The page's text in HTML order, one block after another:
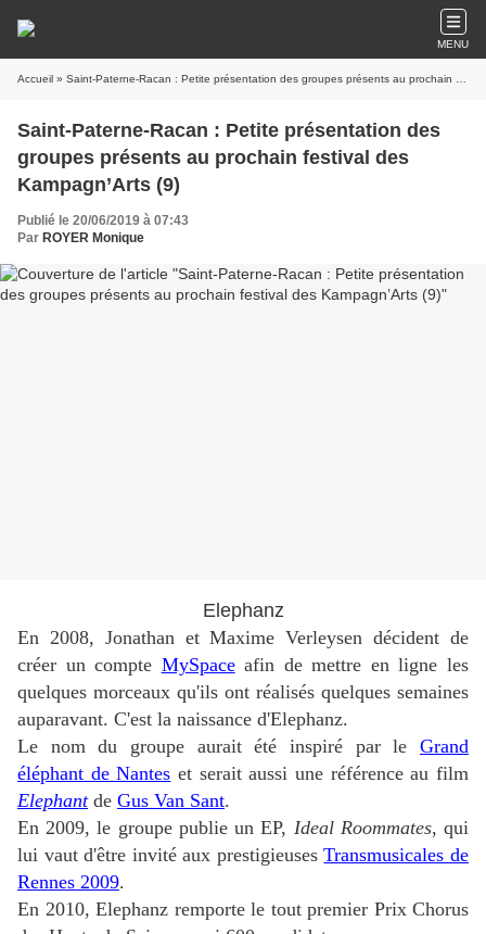
MENU
Accueil » Saint-Paterne-Racan : Petite présentation des groupes présents au prochain festival des Kampagn’Arts (9)
Saint-Paterne-Racan : Petite présentation des
groupes présents au prochain festival des
Kampagn’Arts (9)
Publié le 20/06/2019 à 07:43
Par ROYER Monique
Elephanz
En 2008, Jonathan et Maxime Verleysen décident de
créer un compte MySpaceafin de mettre en ligne les
quelques morceaux qu'ils ont réalisés quelques semaines
auparavant. C'est la naissance d'Elephanz.
Le nom du groupe aurait été inspiré par le Grand
éléphant de Nantes et serait aussi une référence au film
Elephantde Gus Van Sant.
En 2009, le groupe publie un EP, Ideal Roommates, qui
lui vaut d'être invité aux prestigieusesTransmusicales de
Rennes 2009.
En 2010, Elephanz remporte le tout premier Prix Chorus